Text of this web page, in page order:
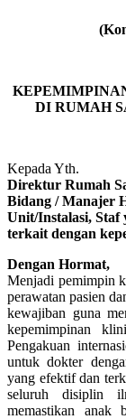
DI RUMAH
Kepada Yth.
Direktur Rumah
Bidang / Manajer
Unit/Instalasi, Staf
terkait dengan
Dengan Hormat,
Menjadi pemimpin
perawatan pasien
kewajiban guna
kepemimpinan
Pengakuan
untuk dokter
yang efektif dan
seluruh disiplin
memastikan anak